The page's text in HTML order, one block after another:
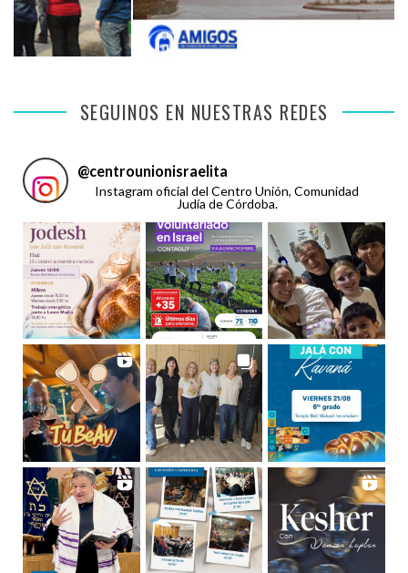
SEGUINOS EN NUESTRAS REDES
@centrounionisraelita
Instagram oficial del Centro Unión, Comunidad
Judía de Córdoba.